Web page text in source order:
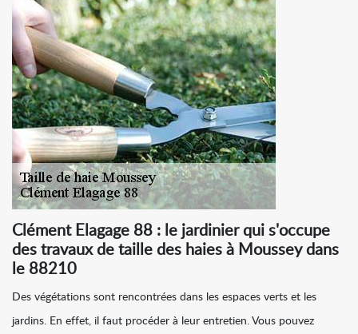
Clément Elagage 88 : le jardinier qui s'occupe
des travaux de taille des haies à Moussey dans
le 88210
Des végétations sont rencontrées dans les espaces verts et les
jardins. En effet, il faut procéder à leur entretien. Vous pouvez